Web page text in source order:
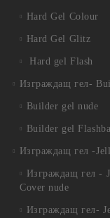
Hard Gel Colour
Hard Gel Glitz
Hard gel Flash
Изграждащ гел-
Builder gel nude
Builder gel
Изграждащ гел -
Изграждащ гел -
Cover nude
Изграждащ гел-